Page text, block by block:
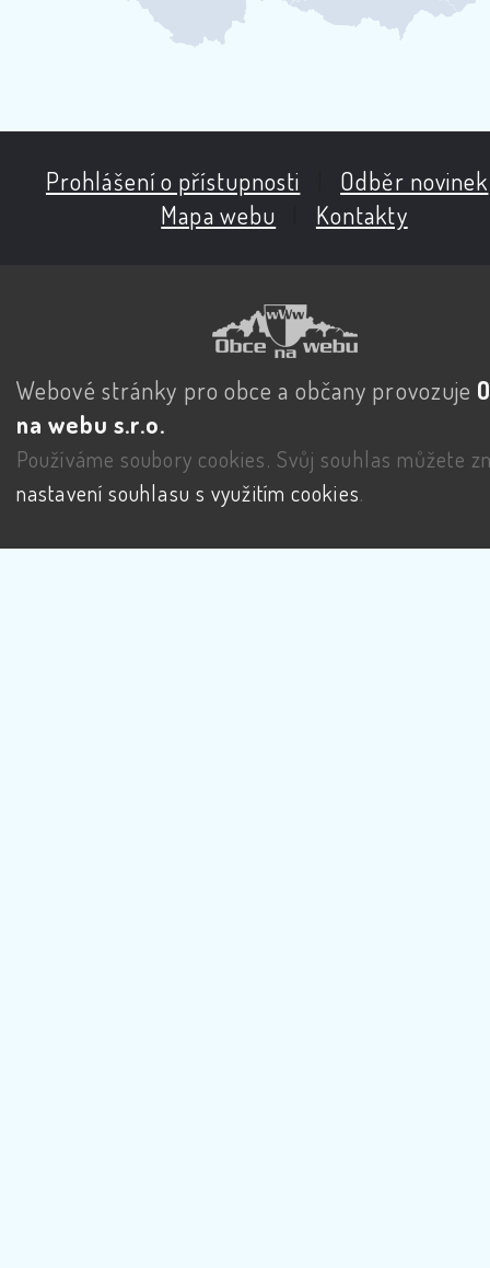
Prohlášení o přístupnosti Odběr novinek
Mapa webu
Kontakty
Webové stránky pro obce a občany provozuje
na webu s.r.o.
Používáme soubory cookies. Svůj souhlas můžete
nastavení souhlasu s využitím cookies.